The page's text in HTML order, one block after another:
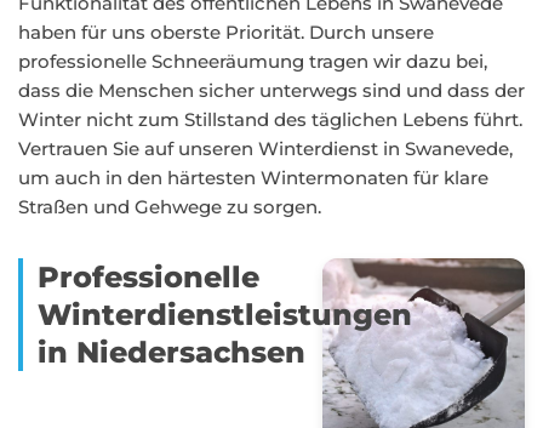
haben für uns oberste Priorität. Durch unsere
professionelle Schneeräumung tragen wir dazu bei,
dass die Menschen sicher unterwegs sind und dass der
Winter nicht zum Stillstand des täglichen Lebens führt.
Vertrauen Sie auf unseren Winterdienst in Swanevede,
um auch in den härtesten Wintermonaten für klare
Straßen und Gehwege zu sorgen.
Professionelle
Winterdienstleistungen
in Niedersachsen